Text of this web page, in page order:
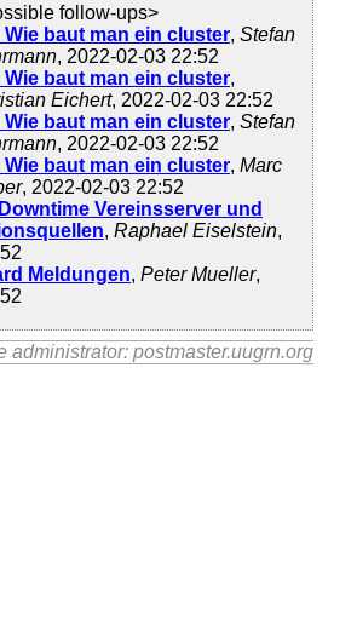
follow-ups>
Wie baut man ein cluster, Stefan
, 2022-02-03 22:52
Wie baut man ein cluster,
Eichert, 2022-02-03 22:52
Wie baut man ein cluster, Stefan
, 2022-02-03 22:52
Wie baut man ein cluster, Marc
, 2022-02-03 22:52
Vereinsserver und
, Raphael Eiselstein,
Meldungen, Peter Mueller,
administrator: postmaster.uugrn.org